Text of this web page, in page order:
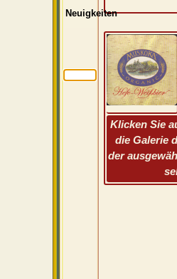
Klicken Sie
die Galerie
der
Neuigkeiten